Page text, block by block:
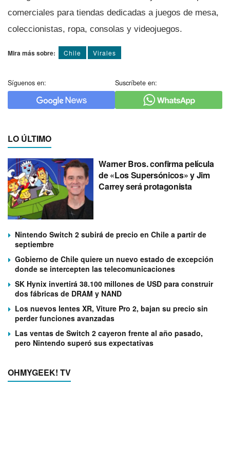
comerciales para tiendas dedicadas a juegos de mesa,
coleccionistas, ropa, consolas y videojuegos.
Mira más sobre: Chile Virales
Síguenos en: Suscríbete en:
LO ÚLTIMO
Warner Bros. confirma película
de «Los Supersónicos» y Jim
Carrey será protagonista
Nintendo Switch 2 subirá de precio en Chile a partir de
septiembre
Gobierno de Chile quiere un nuevo estado de excepción
donde se intercepten las telecomunicaciones
SK Hynix invertirá 38.100 millones de USD para construir
dos fábricas de DRAM y NAND
Los nuevos lentes XR, Viture Pro 2, bajan su precio sin
perder funciones avanzadas
Las ventas de Switch 2 cayeron frente al año pasado,
pero Nintendo superó sus expectativas
OHMYGEEK! TV